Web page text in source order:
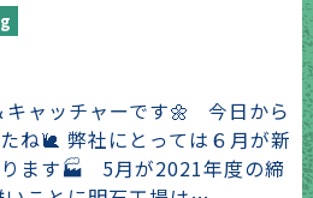
キャッチャーです🌼 今日から
ね🐌 弊社にとっては６月が新
ます🏭 5月が2021年度の締